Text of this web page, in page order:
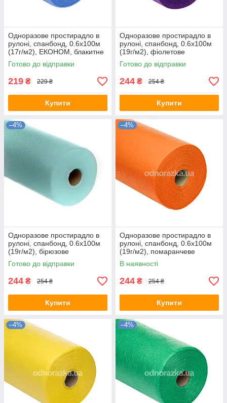
Одноразове простирадло в
рулоні, спанбонд, 0.6х100м
(17г/м2), ЕКОНОМ, блакитне
Готово до відправки
219 ₴ 229 ₴
Купити
Одноразове простирадло в
рулоні, спанбонд, 0.6х100м
(19г/м2), фіолетове
Готово до відправки
244 ₴ 254 ₴
Купити
–4%
Одноразове простирадло в
рулоні, спанбонд, 0.6х100м
(19г/м2), бірюзове
Готово до відправки
244 ₴ 254 ₴
Купити
–4%
Одноразове простирадло в
рулоні, спанбонд, 0.6х100м
(19г/м2), помаранчеве
В наявності
244 ₴ 254 ₴
Купити
–4% –4%